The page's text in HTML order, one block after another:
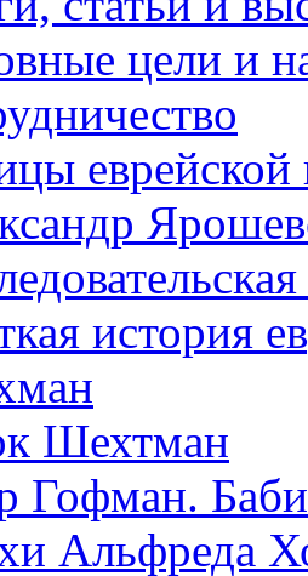
цели и
история
Шехтман
Гофман.
Альфреда